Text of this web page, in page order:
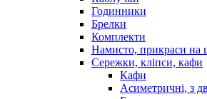
Годинники
Брелки
Комплекти
Намисто, прикраси
Сережки, кліпси, кафи
Кафи
Асиметричні, з